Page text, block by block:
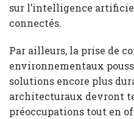
sur l’intelligence
connectés.
Par ailleurs, la prise de
environnementaux
solutions encore plus
architecturaux devront
préoccupations tout en